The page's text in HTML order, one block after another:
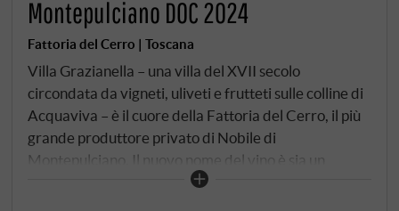
Montepulciano DOC 2024
Fattoria del Cerro | Toscana
Villa Grazianella – una villa del XVII secolo
circondata da vigneti, uliveti e frutteti sulle colline di
Acquaviva – è il cuore della Fattoria del Cerro, il più
grande produttore privato di Nobile di
Montepulciano. Il nuovo nome del vino è sia un
omaggio che un'indicazione di origine. Il Rosso di